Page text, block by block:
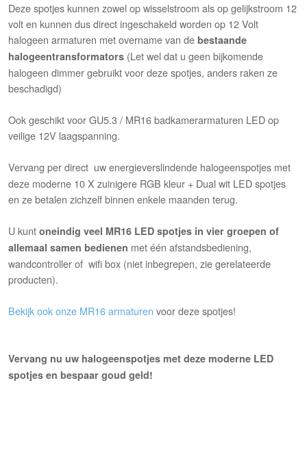
Deze spotjes kunnen zowel op wisselstroom als op gelijkstroom 12
volt en kunnen dus direct ingeschakeld worden op 12 Volt
halogeen armaturen met overname van debestaande
halogeentransformators (Let wel dat u geen bijkomende
halogeen dimmer gebruikt voor deze spotjes, anders raken ze
beschadigd)
Ook geschikt voor GU5.3 / MR16 badkamerarmaturen LED op
veilige 12V laagspanning.
Vervang per direct uw energieverslindende halogeenspotjes met
deze moderne 10 X zuinigere RGB kleur + Dual wit LED spotjes
en ze betalen zichzelf binnen enkele maanden terug.
U kuntoneindig veel MR16 LED spotjes in vier groepen of
allemaal samen bedienen met één afstandsbediening,
wandcontroller of wifi box (niet inbegrepen, zie gerelateerde
producten).
Bekijk ook onze MR16 armaturen voor deze spotjes!
Vervang nu uw halogeenspotjes met deze moderne LED
spotjes en bespaar goud geld!